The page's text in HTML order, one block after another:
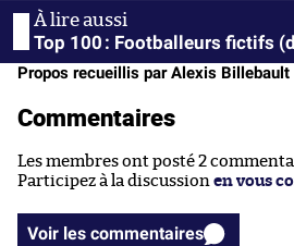
Top 100 : Footballeurs fictifs
Propos recueillis par Alexis Billebault
Commentaires
Les membres ont posté 2
Participez à la discussion en vous
Voir les commentaires